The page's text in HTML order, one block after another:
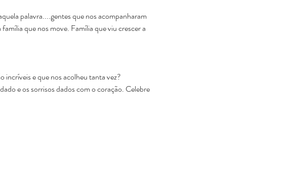
palavra....gentes que nos acompanharam
que nos move. Família que viu crescer a
incríveis e que nos acolheu tanta vez?
e os sorrisos dados com o coração. Celebre